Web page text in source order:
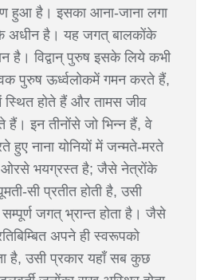
हुआ है। इसका आना-जाना लगा
अधीन है। यह जगत् बालकोंके
है। विद्वान् पुरुष इसके लिये कभी
पुरुष ऊर्ध्वलोकमें गमन करते हैं,
स्थित होते हैं और तामस जीव
हैं। इन तीनोंसे जो भिन्न हैं, वे
हुए नाना योनियों में जन्मते-मरते
भयग्रस्त है; जैसे नेत्रोंके
सी प्रतीत होती है, उसी
जगत् भ्रान्त होता है। जैसे
अपने ही स्वरूपको
है, उसी प्रकार यहाँ सब कुछ